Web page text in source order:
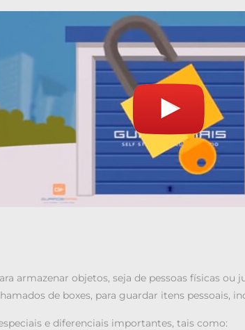
armazenar objetos, seja de pessoas físicas
de boxes, para guardar itens pessoais,
e diferenciais importantes, tais como: